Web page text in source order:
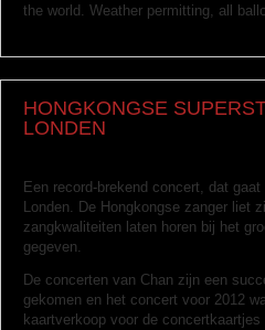
the world. Weather permitting, all
HONGKONGSE
LONDEN
Een record-brekend concert, dat
Londen. De Hongkongse zanger liet
zangkwaliteiten laten horen bij het
gegeven.
De concerten van Chan zijn een
gekomen en het concert voor 2012
kaartverkoop voor de